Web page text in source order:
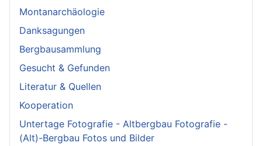
Montanarchäologie
Danksagungen
Bergbausammlung
Gesucht & Gefunden
Literatur & Quellen
Kooperation
Untertage Fotografie - Altbergbau Fotografie -
(Alt)-Bergbau Fotos und Bilder